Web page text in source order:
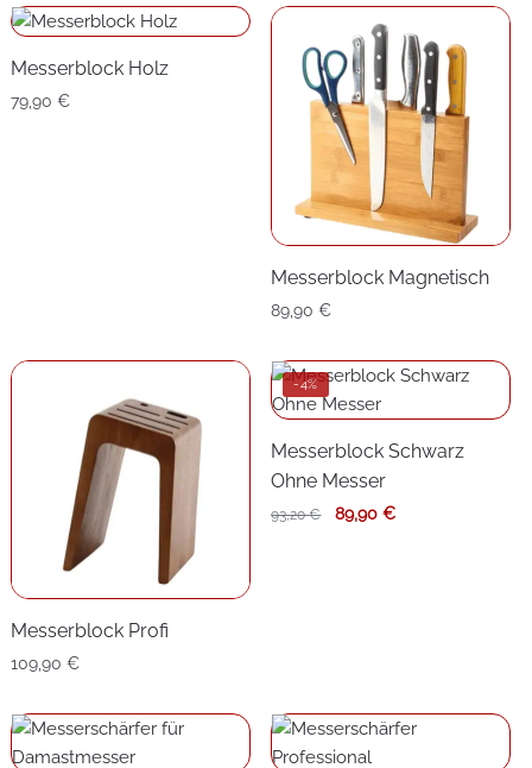
Messerblock Holz
79,90 €
Messerblock Magnetisch
89,90€
Messerblock Profi
109,90 €
-4%
Messerblock Schwarz
Ohne Messer
93,20€
Ursprünglicher
89,90€Aktueller